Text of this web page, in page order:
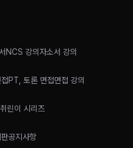
NCS 강의자소서 강의
PT, 토론 면접면접 강의
취린이 시리즈
공지사항